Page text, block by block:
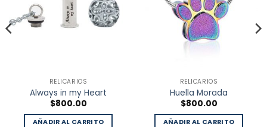
RELICARIOS
Always in my Heart
$800.00
AÑADIR AL CARRITO
RELICARIOS
Huella Morada
$800.00
AÑADIR AL CARRITO